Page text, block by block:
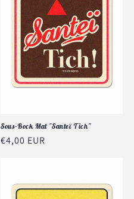
Sous-Bock Mat "Santeï Tich"
Prix
€4,00 EUR